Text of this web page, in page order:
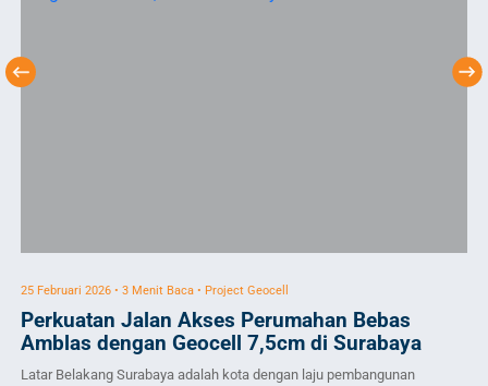
25 Februari 2026 • 3 Menit Baca • Project Geocell
Perkuatan Jalan Akses Perumahan Bebas
Amblas dengan Geocell 7,5cm di Surabaya
Latar Belakang Surabaya adalah kota dengan laju pembangunan